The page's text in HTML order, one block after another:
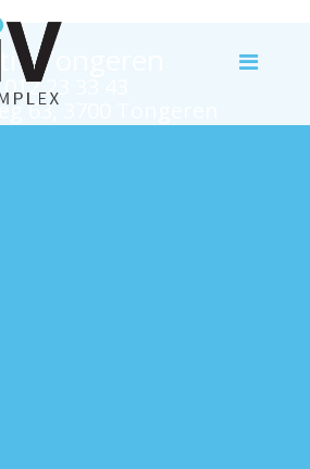
Tongeren
012 23 33 43
63, 3700 Tongeren